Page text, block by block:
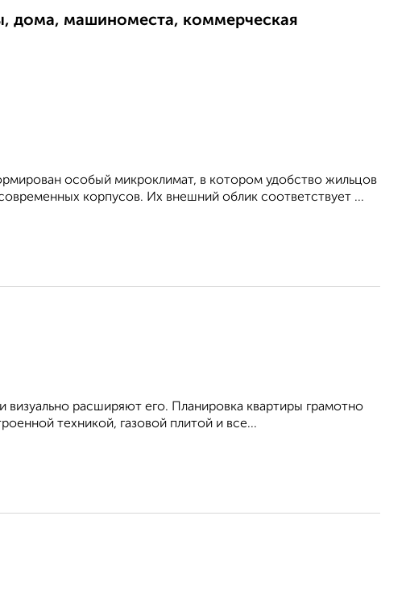
дома, машиноместа, коммерческая
особый микроклимат, в котором удобство жильцов
корпусов. Их внешний облик соответствует ...
расширяют его. Планировка квартиры грамотно
техникой, газовой плитой и все...